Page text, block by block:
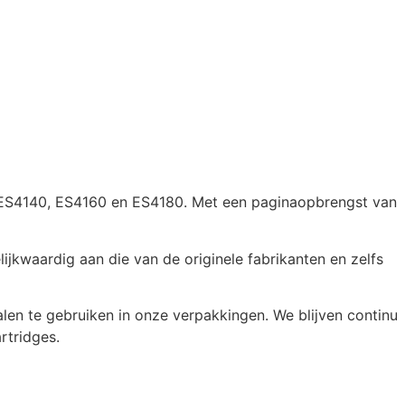
ES4160 en ES4180. Met een paginaopbrengst van
aan die van de originele fabrikanten en zelfs
te gebruiken in onze verpakkingen. We blijven continu